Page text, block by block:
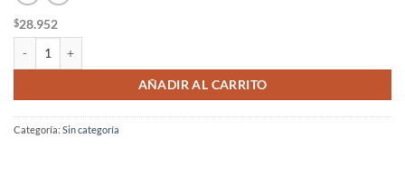
$28.952
AÑADIR AL CARRITO
Categoría: Sin categoría